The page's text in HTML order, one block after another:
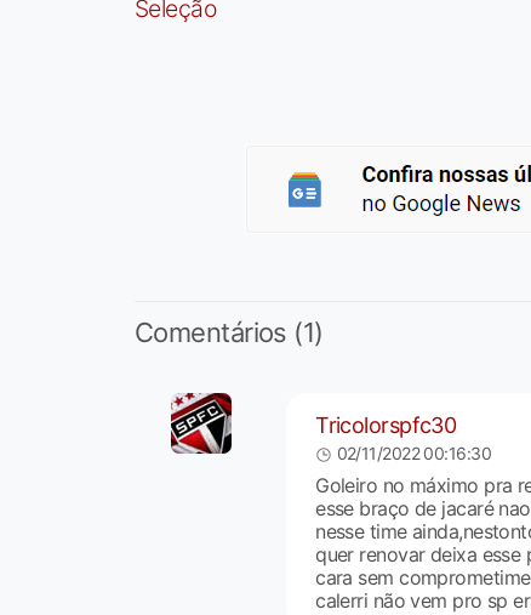
Seleção
Comentários (1)
Tricolorspfc30
02/11/2022 00:16:30
Goleiro no máximo pra
esse braço de jacaré
nesse time
quer renovar deixa
cara sem
calerri não vem pro sp